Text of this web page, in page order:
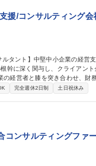
援/コンサルティング会
経営者と膝を突き合わせ、財
完全週休2日制 土日祝休み
コンサルティングファ